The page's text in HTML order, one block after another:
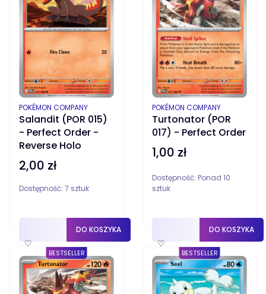
Salandit (POR 015)
- Perfect Order -
Reverse Holo
PRODUCENT
POKÉMON COMPANY
Cena
2,00 zł
Dostępność: 7 sztuk
♡
DO KOSZYKA
Turtonator (POR
017) - Perfect Order
PRODUCENT
POKÉMON COMPANY
Cena
1,00 zł
Dostępność: Ponad 10
sztuk
♡
DO KOSZYKA
BESTSELLER BESTSELLER